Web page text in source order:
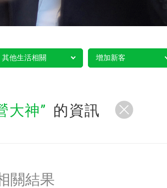
其他生活相關 增加新客
大神 的資訊
關結果